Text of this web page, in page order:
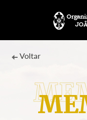
Voltar